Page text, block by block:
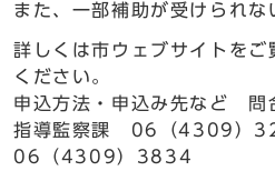
また、一部補助が受けられな
詳しくは市ウェブサイトをご
ください。
申込方法・申込み先など 問
指導監察課 06（4309）
06（4309）3834